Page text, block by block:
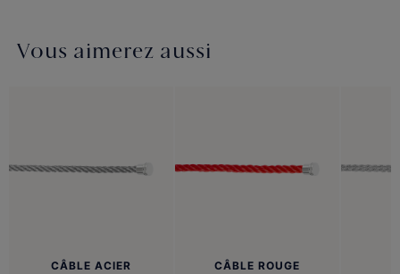
Vous aimerez aussi
CÂBLE ACIER CÂBLE ROUGE